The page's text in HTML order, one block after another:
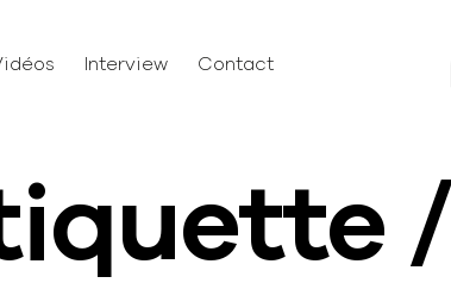
Interview Contact
/